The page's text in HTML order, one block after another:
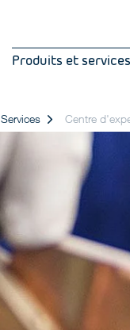
Produits et services
Services Centre